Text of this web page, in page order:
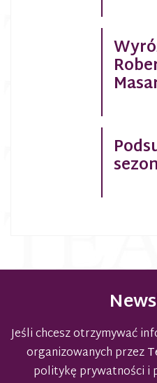
Jeśli chcesz otrzymywać
organizowanych przez
politykę prywatności i